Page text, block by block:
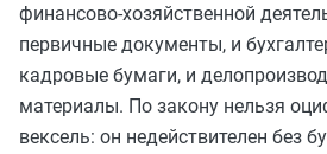
финансово-хозяйственной
первичные документы, и
кадровые бумаги, и
материалы. По закону нельзя
вексель: он недействителен без